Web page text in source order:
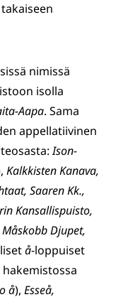
nimissä
isolla
Aapa. Sama
appellatiivinen
Ison-
Kalkkisten Kanava,
Saaren Kk.,
Kansallispuisto,
Måskobb Djupet,
å-loppuiset
å), Esseå,